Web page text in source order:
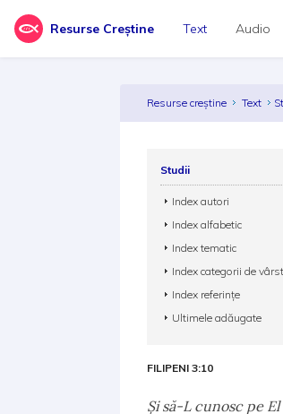
Resurse Creștine Text Audio
Resurse creștine Text
Studii
Index autori
Index alfabetic
Index tematic
Index categorii de
Index referințe
Ultimele adăugate
FILIPENI 3:10
Şi să-L cunosc pe